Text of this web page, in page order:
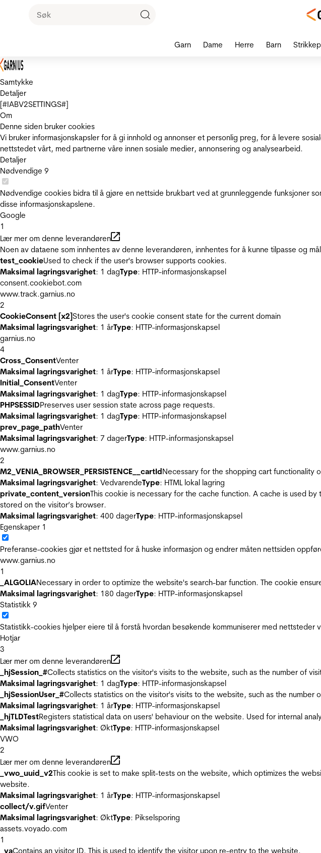
Samtykke
Detaljer
[#IABV2SETTINGS#]
Om
Denne siden bruker cookies
Vi bruker informasjonskapsler for å gi innhold og annonser et personlig preg, for å levere
nettstedet vårt, med partnerne våre innen sosiale medier, annonsering og analysearbeid.
Detaljer
Nødvendige 9
Nødvendige cookies bidra til å gjøre en nettside brukbart ved at grunnleggende funksjoner
disse informasjonskapslene.
Google
1
Lær mer om denne leverandøren
Noen av dataene som innhentes av denne leverandøren, innhentes for å kunne tilpasse og
test_cookieUsed to check if the user's browser supports cookies.
Maksimal lagringsvarighet: 1 dagType: HTTP-informasjonskapsel
consent.cookiebot.com
www.track.garnius.no
2
CookieConsent [x2]Stores the user's cookie consent state for the current domain
Maksimal lagringsvarighet: 1 årType: HTTP-informasjonskapsel
garnius.no
4
Cross_ConsentVenter
Maksimal lagringsvarighet: 1 årType: HTTP-informasjonskapsel
Initial_ConsentVenter
Maksimal lagringsvarighet: 1 dagType: HTTP-informasjonskapsel
PHPSESSIDPreserves user session state across page requests.
Maksimal lagringsvarighet: 1 dagType: HTTP-informasjonskapsel
prev_page_pathVenter
Maksimal lagringsvarighet: 7 dagerType: HTTP-informasjonskapsel
www.garnius.no
2
M2_VENIA_BROWSER_PERSISTENCE__cartIdNecessary for the shopping cart functionality
Maksimal lagringsvarighet: VedvarendeType: HTML lokal lagring
private_content_versionThis cookie is necessary for the cache function. A cache is used
stored on the visitor’s browser.
Maksimal lagringsvarighet: 400 dagerType: HTTP-informasjonskapsel
Egenskaper 1
Preferanse-cookies gjør et nettsted for å huske informasjon og endrer måten nettsiden
www.garnius.no
1
_ALGOLIANecessary in order to optimize the website's search-bar function. The cookie
Maksimal lagringsvarighet: 180 dagerType: HTTP-informasjonskapsel
Statistikk 9
Statistikk-cookies hjelper eiere til å forstå hvordan besøkende kommuniserer med nettsteder
Hotjar
3
Lær mer om denne leverandøren
_hjSession_#Collects statistics on the visitor's visits to the website, such as the number of
Maksimal lagringsvarighet: 1 dagType: HTTP-informasjonskapsel
_hjSessionUser_#Collects statistics on the visitor's visits to the website, such as the
Maksimal lagringsvarighet: 1 årType: HTTP-informasjonskapsel
_hjTLDTestRegisters statistical data on users' behaviour on the website. Used for internal
Maksimal lagringsvarighet: ØktType: HTTP-informasjonskapsel
VWO
2
Lær mer om denne leverandøren
_vwo_uuid_v2This cookie is set to make split-tests on the website, which optimizes the
website.
Maksimal lagringsvarighet: 1 årType: HTTP-informasjonskapsel
collect/v.gifVenter
Maksimal lagringsvarighet: ØktType: Pikselsporing
assets.voyado.com
1
_vaContains an visitor ID. This is used to identify the visitor upon re-entry to the website.
Garn Dame Herre Barn